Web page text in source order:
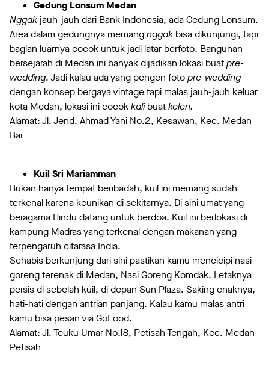
Gedung Lonsum Medan
Nggak jauh-jauh dari Bank Indonesia, ada Gedung Lonsum.
Area dalam gedungnya memangnggak bisa dikunjungi, tapi
bagian luarnya cocok untuk jadi latar berfoto. Bangunan
bersejarah di Medan ini banyak dijadikan lokasi buatpre-
wedding. Jadi kalau ada yang pengen fotopre-wedding
dengan konsep bergaya vintage tapi malas jauh-jauh keluar
kota Medan, lokasi ini cocokkalibuatkelen.
Alamat: Jl. Jend. Ahmad Yani No.2, Kesawan, Kec. Medan
Bar
Kuil Sri Mariamman
Bukan hanya tempat beribadah, kuil ini memang sudah
terkenal karena keunikan di sekitarnya. Di sini umat yang
beragama Hindu datang untuk berdoa. Kuil ini berlokasi di
kampung Madras yang terkenal dengan makanan yang
terpengaruh citarasa India.
Sehabis berkunjung dari sini pastikan kamu mencicipi nasi
goreng terenak di Medan, Nasi Goreng Komdak. Letaknya
persis di sebelah kuil, di depan Sun Plaza. Saking enaknya,
hati-hati dengan antrian panjang. Kalau kamu malas antri
kamu bisa pesan via GoFood.
Alamat: Jl. Teuku Umar No.18, Petisah Tengah, Kec. Medan
Petisah